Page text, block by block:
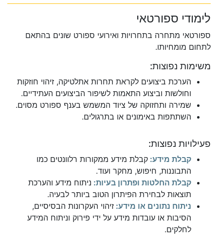
לימודי ספורטאי
ספורטאי מתחרה בתחרויות ואירועי ספורט שונים בהתאם
לתחום מומחיותו.
משימות נפוצות:
הערכת ביצועים לקראת תחרות אתלטיקה, זיהוי חוזקות
וחולשות וביצוע התאמות לשיפור הביצועים העתידיים.
שמירה ותחזוקה של ציוד המשמש בענף ספורט מסוים.
השתתפות באימונים או בתרגולים.
פעילויות נפוצות:
קבלת מידע: קבלת מידע ממקורות רלוונטים כמו
התבוננות, חיפוש, מחקר ועוד.
קבלת החלטות ופתרון בעיות: ניתוח מידע והערכת
תוצאות לבחירת הפיתרון הטוב ביותר לבעיה.
ניתוח נתונים או מידע: זיהוי העקרונות הבסיסיים,
הסיבות או עובדות מידע על ידי פירוק וניתוח המידע
לחלקים.